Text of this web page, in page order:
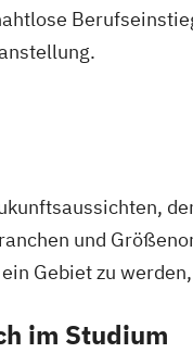
und
Gebiet zu
im Studium